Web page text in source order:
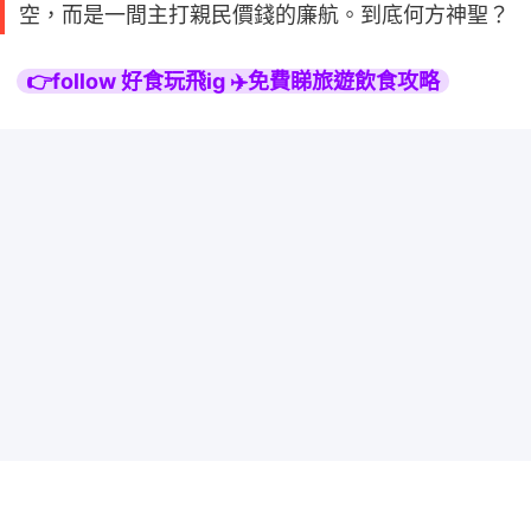
空，而是一間主打親民價錢的廉航。到底何方神聖？
👉follow 好食玩飛ig ✈️免費睇旅遊飲食攻略